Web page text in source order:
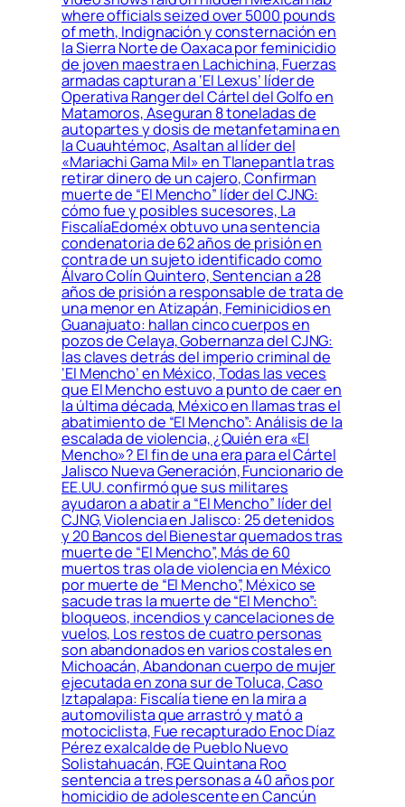
where officials seized over 5000 pounds
of meth, Indignación y consternación en
la Sierra Norte de Oaxaca por feminicidio
de joven maestra en Lachichina, Fuerzas
armadas capturan a ‘El Lexus’ líder de
Operativa Ranger del Cártel del Golfo en
Matamoros, Aseguran 8 toneladas de
autopartes y dosis de metanfetamina en
la Cuauhtémoc, Asaltan al líder del
«Mariachi Gama Mil» en Tlanepantla tras
retirar dinero de un cajero, Confirman
muerte de “El Mencho” líder del CJNG:
cómo fue y posibles sucesores, La
FiscalíaEdoméx obtuvo una sentencia
condenatoria de 62 años de prisión en
contra de un sujeto identificado como
Álvaro Colín Quintero, Sentencian a 28
años de prisión a responsable de trata de
una menor en Atizapán, Feminicidios en
Guanajuato: hallan cinco cuerpos en
pozos de Celaya, Gobernanza del CJNG:
las claves detrás del imperio criminal de
‘El Mencho’ en México, Todas las veces
que El Mencho estuvo a punto de caer en
la última década, México en llamas tras el
abatimiento de “El Mencho”: Análisis de la
escalada de violencia, ¿Quién era «El
Mencho»? El fin de una era para el Cártel
Jalisco Nueva Generación, Funcionario de
EE.UU. confirmó que sus militares
ayudaron a abatir a “El Mencho” líder del
CJNG, Violencia en Jalisco: 25 detenidos
y 20 Bancos del Bienestar quemados tras
muerte de “El Mencho”, Más de 60
muertos tras ola de violencia en México
por muerte de “El Mencho”, México se
sacude tras la muerte de “El Mencho”:
bloqueos, incendios y cancelaciones de
vuelos, Los restos de cuatro personas
son abandonados en varios costales en
Michoacán, Abandonan cuerpo de mujer
ejecutada en zona sur de Toluca, Caso
Iztapalapa: Fiscalía tiene en la mira a
automovilista que arrastró y mató a
motociclista, Fue recapturado Enoc Díaz
Pérez exalcalde de Pueblo Nuevo
Solistahuacán, FGE Quintana Roo
sentencia a tres personas a 40 años por
homicidio de adolescente en Cancún